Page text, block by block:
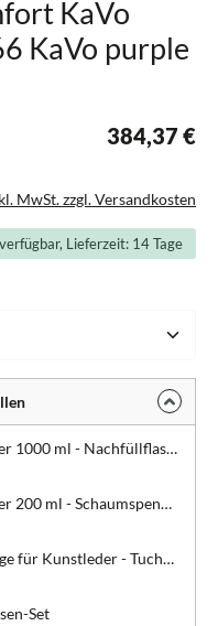
KaVo
KaVo purple
384,37 €
MwSt. zzgl. Versandkosten
Lieferzeit: 14 Tage
DentaClean Kunstlederreiniger 1000 ml - Nachfüllflasche
DentaClean Kunstlederreiniger 200 ml - Schaumspenderflasche
DentaProtect Schutz und Pflege für Kunstleder - Tuchspenderdose
Set